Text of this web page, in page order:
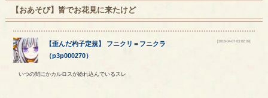
【おあそび】皆でお花見に来たけど
【歪んだ杓子定規】 フニクリ ＝ フニクラ
（p3p000270）
[2018-04-07 03:02:09]
いつの間にかカルロスが紛れ込んでいるスレ